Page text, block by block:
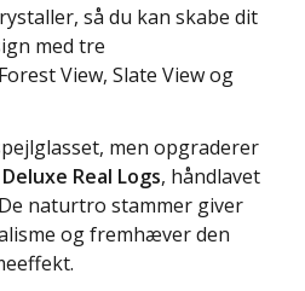
så du kan skabe dit
med tre
View, Slate View og
men opgraderer
Deluxe Real Logs, håndlavet
naturtro stammer giver
og fremhæver den